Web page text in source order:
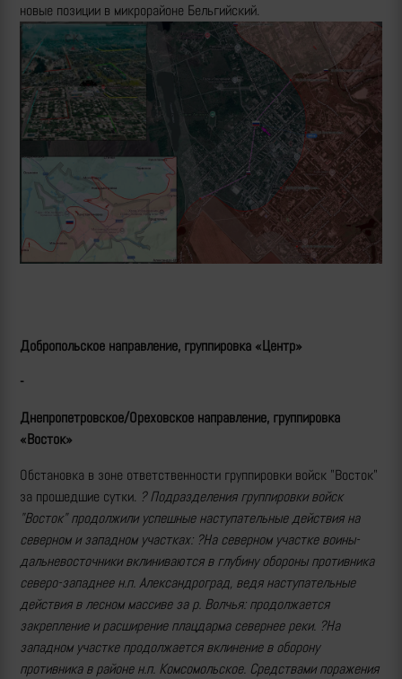
новые позиции в микрорайоне Бельгийский.
Добропольское направление, группировка «Центр»
-
Днепропетровское/Ореховское направление, группировка
«Восток»
Обстановка в зоне ответственности группировки войск "Восток"
за прошедшие сутки. ? Подразделения группировки войск
"Восток" продолжили успешные наступательные действия на
северном и западном участках: ?На северном участке воины-
дальневосточники вклиниваются в глубину обороны противника
северо-западнее н.п. Александроград, ведя наступательные
действия в лесном массиве за р. Волчья: продолжается
закрепление и расширение плацдарма севернее реки. ?На
западном участке продолжается вклинение в оборону
противника в районе н.п. Комсомольское. Средствами поражения